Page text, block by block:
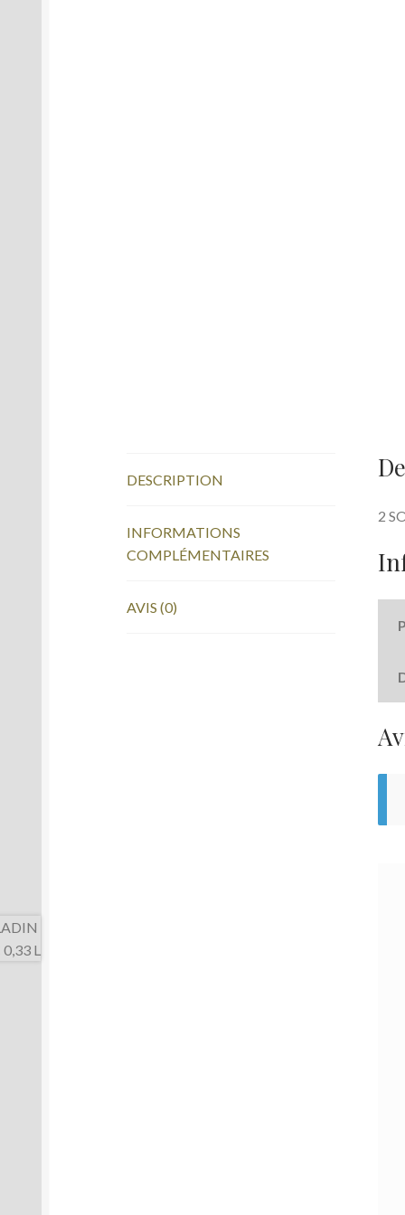
DESCRIPTION
INFORMATIONS
COMPLÉMENTAIRES
AVIS (0)
2